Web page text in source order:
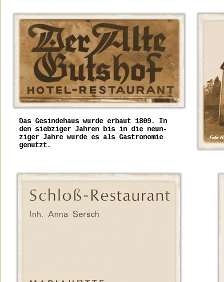
Das Gesindehaus wurde erbaut 1809. In
den siebziger Jahren bis in die neun-
ziger Jahre wurde es als Gastronomie
genutzt.